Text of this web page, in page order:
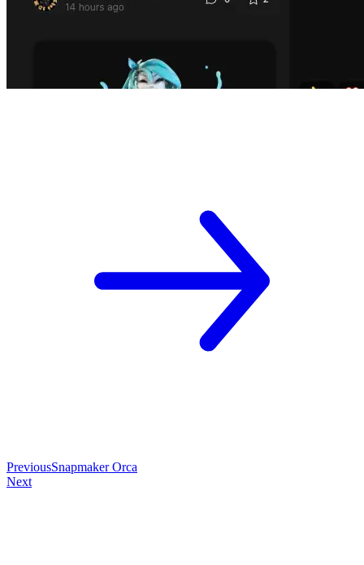
PreviousSnapmaker Orca
Next